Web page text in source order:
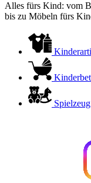
Alles fürs Kind: vom
bis zu Möbeln fürs
Spielzeug